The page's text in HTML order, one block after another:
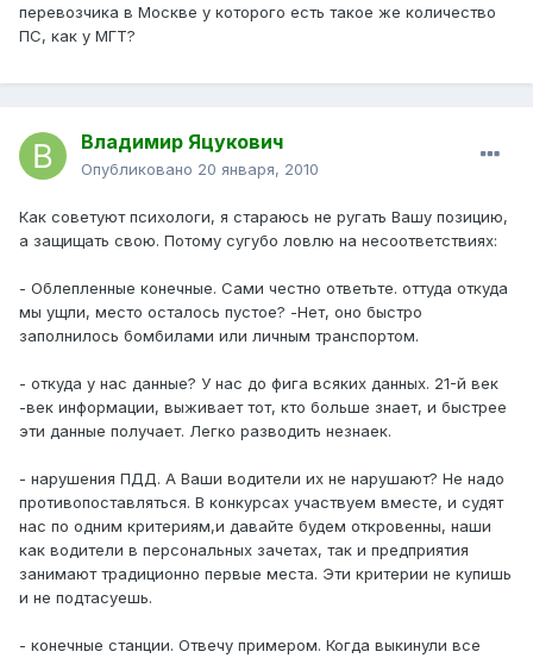
перевозчика в Москве у которого есть такое же количество
ПС, как у МГТ?
Владимир Яцукович
Опубликовано 20 января, 2010
Как советуют психологи, я стараюсь не ругать Вашу позицию,
а защищать свою. Потому сугубо ловлю на несоответствиях:
- Облепленные конечные. Сами честно ответьте. оттуда откуда
мы ущли, место осталось пустое? -Нет, оно быстро
заполнилось бомбилами или личным транспортом.
- откуда у нас данные? У нас до фига всяких данных. 21-й век
-век информации, выживает тот, кто больше знает, и быстрее
эти данные получает. Легко разводить незнаек.
- нарушения ПДД. А Ваши водители их не нарушают? Не надо
противопоставляться. В конкурсах участвуем вместе, и судят
нас по одним критериям,и давайте будем откровенны, наши
как водители в персональных зачетах, так и предприятия
занимают традиционно первые места. Эти критерии не купишь
и не подтасуешь.
- конечные станции. Отвечу примером. Когда выкинули все